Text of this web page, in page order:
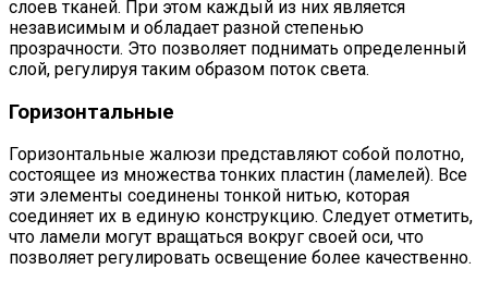
слоев тканей. При этом каждый из них является
независимым и обладает разной степенью
прозрачности. Это позволяет поднимать определенный
слой, регулируя таким образом поток света.
Горизонтальные
Горизонтальные жалюзи представляют собой полотно,
состоящее из множества тонких пластин (ламелей). Все
эти элементы соединены тонкой нитью, которая
соединяет их в единую конструкцию. Следует отметить,
что ламели могут вращаться вокруг своей оси, что
позволяет регулировать освещение более качественно.